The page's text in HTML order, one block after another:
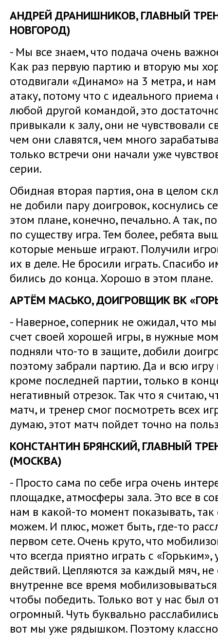
АНДРЕЙ ДРАНИШНИКОВ, ГЛАВНЫЙ
НОВГОРОД)
- Мы все знаем, что подача очень
Как раз первую партию и вторую мы
отодвигали «Динамо» на 3 метра, и
атаку, потому что с идеального
любой другой командой, это
привыкали к залу, они не чувствовали
чем они славятся, чем много
только встречи они начали уже
серии.
Обидная вторая партия, она в целом
не добили пару доигровок, коснулись
этом плане, конечно, печально. А так,
по существу игра. Тем более, ребята
которые меньше играют. Получили
их в деле. Не бросили играть. Спасибо
бились до конца. Хорошо в этом плане.
АРТЁМ МАСЬКО, ДОИГРОВЩИК ВК
- Наверное, соперник не ожидал, что
счет своей хорошей игры, в нужные
подняли что-то в защите, добили
поэтому забрали партию. Да и всю
кроме последней партии, только в
негативный отрезок. Так что я считаю,
матч, и тренер смог посмотреть всех
думаю, этот матч пойдет точно на
КОНСТАНТИН БРЯНСКИЙ, ГЛАВНЫЙ
(МОСКВА)
- Просто сама по себе игра очень
площадке, атмосферы зала. Это все в
нам в какой-то момент показывать,
можем. И плюс, может быть, где-то
первом сете. Очень круто, что
что всегда приятно играть с
действий. Цепляются за каждый мяч, не
внутренне все время
чтобы победить. Только вот у нас был
огромный. Чуть буквально
вот мы уже рядышком. Поэтому